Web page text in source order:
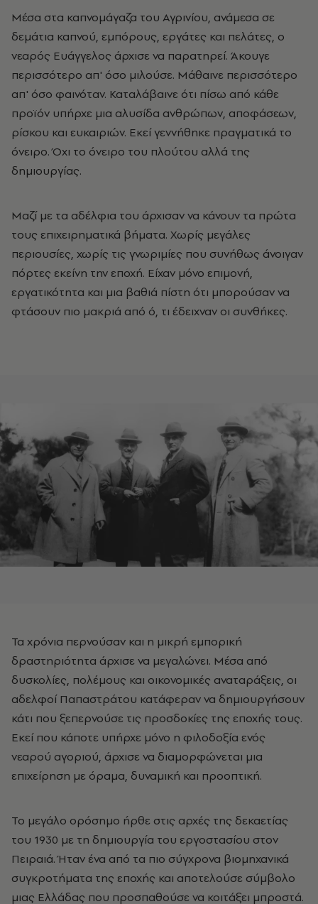
Μέσα στα καπνομάγαζα του Αγρινίου, ανάμεσα σε
δεμάτια καπνού, εμπόρους, εργάτες και πελάτες, ο
νεαρός Ευάγγελος άρχισε να παρατηρεί. Άκουγε
περισσότερο απ' όσο μιλούσε. Μάθαινε περισσότερο
απ' όσο φαινόταν. Καταλάβαινε ότι πίσω από κάθε
προϊόν υπήρχε μια αλυσίδα ανθρώπων, αποφάσεων,
ρίσκου και ευκαιριών. Εκεί γεννήθηκε πραγματικά το
όνειρο. Όχι το όνειρο του πλούτου αλλά της
δημιουργίας.
Μαζί με τα αδέλφια του άρχισαν να κάνουν τα πρώτα
τους επιχειρηματικά βήματα. Χωρίς μεγάλες
περιουσίες, χωρίς τις γνωριμίες που συνήθως άνοιγαν
πόρτες εκείνη την εποχή. Είχαν μόνο επιμονή,
εργατικότητα και μια βαθιά πίστη ότι μπορούσαν να
φτάσουν πιο μακριά από ό, τι έδειχναν οι συνθήκες.
Τα χρόνια περνούσαν και η μικρή εμπορική
δραστηριότητα άρχισε να μεγαλώνει. Μέσα από
δυσκολίες, πολέμους και οικονομικές αναταράξεις, οι
αδελφοί Παπαστράτου κατάφεραν να δημιουργήσουν
κάτι που ξεπερνούσε τις προσδοκίες της εποχής τους.
Εκεί που κάποτε υπήρχε μόνο η φιλοδοξία ενός
νεαρού αγοριού, άρχισε να διαμορφώνεται μια
επιχείρηση με όραμα, δυναμική και προοπτική.
Το μεγάλο ορόσημο ήρθε στις αρχές της δεκαετίας
του 1930 με τη δημιουργία του εργοστασίου στον
Πειραιά. Ήταν ένα από τα πιο σύγχρονα βιομηχανικά
συγκροτήματα της εποχής και αποτελούσε σύμβολο
μιας Ελλάδας που προσπαθούσε να κοιτάξει μπροστά.